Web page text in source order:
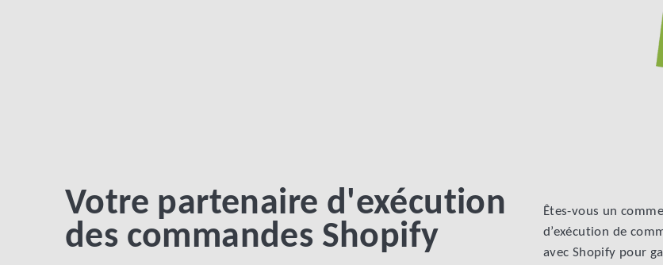
Votre partenaire d'exécution
des commandes Shopify
Êtes-vous un
d’exécution de
avec Shopify pour